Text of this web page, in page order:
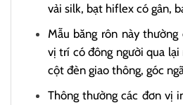
vải silk, bạt hiflex có gân,
Mẫu băng rôn này
vị trí có đông người qua lại
cột đèn giao thông, góc
Thông thường các đơn vị